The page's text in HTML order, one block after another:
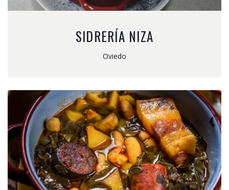
SIDRERÍA NIZA
Oviedo